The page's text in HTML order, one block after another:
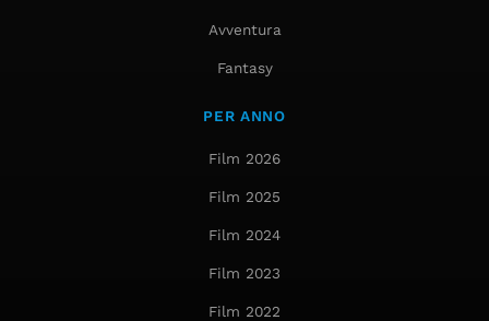
Avventura
Fantasy
PER ANNO
Film 2026
Film 2025
Film 2024
Film 2023
Film 2022